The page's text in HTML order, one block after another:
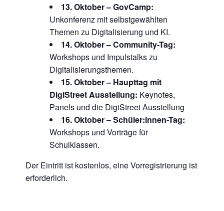
13. Oktober – GovCamp:
Unkonferenz mit selbstgewählten
Themen zu Digitalisierung und KI.
14. Oktober – Community-Tag:
Workshops und Impulstalks zu
Digitalisierungsthemen.
15. Oktober – Haupttag mit
DigiStreet Ausstellung: Keynotes,
Panels und die DigiStreet Ausstellung
16. Oktober – Schüler:innen-Tag:
Workshops und Vorträge für
Schulklassen.
Der Eintritt ist kostenlos, eine Vorregistrierung ist
erforderlich.